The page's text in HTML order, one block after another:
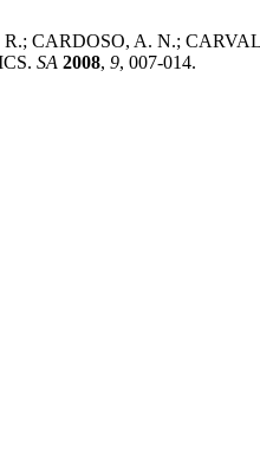
CARDOSO, A. N.;
SA 2008, 9, 007-014.